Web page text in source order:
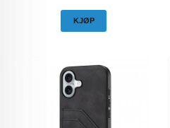
KJØP